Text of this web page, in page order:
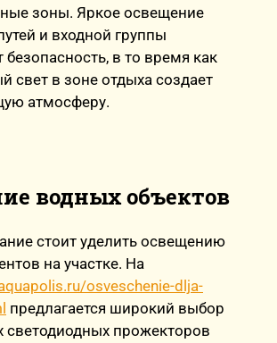
зоны. Яркое освещение
и входной группы
безопасность, в то время как
свет в зоне отдыха создает
атмосферу.
водных объектов
стоит уделить освещению
на участке. На
osveschenie-dlja-
предлагается широкий выбор
прожекторов